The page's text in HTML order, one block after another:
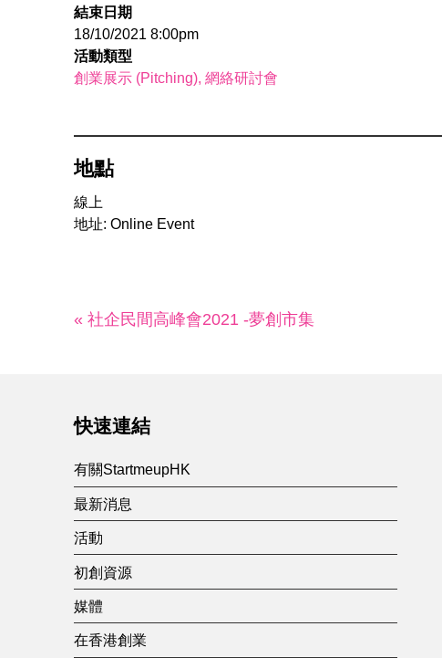
結束日期
18/10/2021 8:00pm
活動類型
創業展示 (Pitching) 網絡研討會
地點
線上
地址: Online Event
« 社企民間高峰會2021 -夢創市集
快速連結
有關StartmeupHK
最新消息
活動
初創資源
媒體
在香港創業